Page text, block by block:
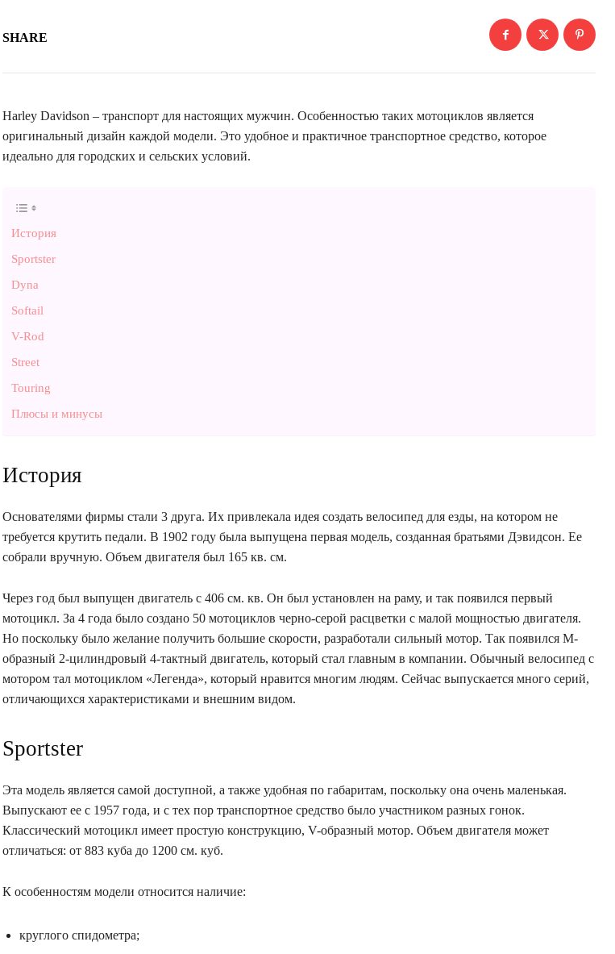
SHARE
Harley Davidson – транспорт для настоящих мужчин. Особенностью таких мотоциклов является
оригинальный дизайн каждой модели. Это удобное и практичное транспортное средство, которое
идеально для городских и сельских условий.
История
Sportster
Dyna
Softail
V-Rod
Street
Touring
Плюсы и минусы
История
Основателями фирмы стали 3 друга. Их привлекала идея создать велосипед для езды, на котором не
требуется крутить педали. В 1902 году была выпущена первая модель, созданная братьями Дэвидсон. Ее
собрали вручную. Объем двигателя был 165 кв. см.
Через год был выпущен двигатель с 406 см. кв. Он был установлен на раму, и так появился первый
мотоцикл. За 4 года было создано 50 мотоциклов черно-серой расцветки с малой мощностью двигателя.
Но поскольку было желание получить большие скорости, разработали сильный мотор. Так появился М-
образный 2-цилиндровый 4-тактный двигатель, который стал главным в компании. Обычный велосипед с
мотором тал мотоциклом «Легенда», который нравится многим людям. Сейчас выпускается много серий,
отличающихся характеристиками и внешним видом.
Sportster
Эта модель является самой доступной, а также удобная по габаритам, поскольку она очень маленькая.
Выпускают ее с 1957 года, и с тех пор транспортное средство было участником разных гонок.
Классический мотоцикл имеет простую конструкцию, V-образный мотор. Объем двигателя может
отличаться: от 883 куба до 1200 см. куб.
К особенностям модели относится наличие:
круглого спидометра;